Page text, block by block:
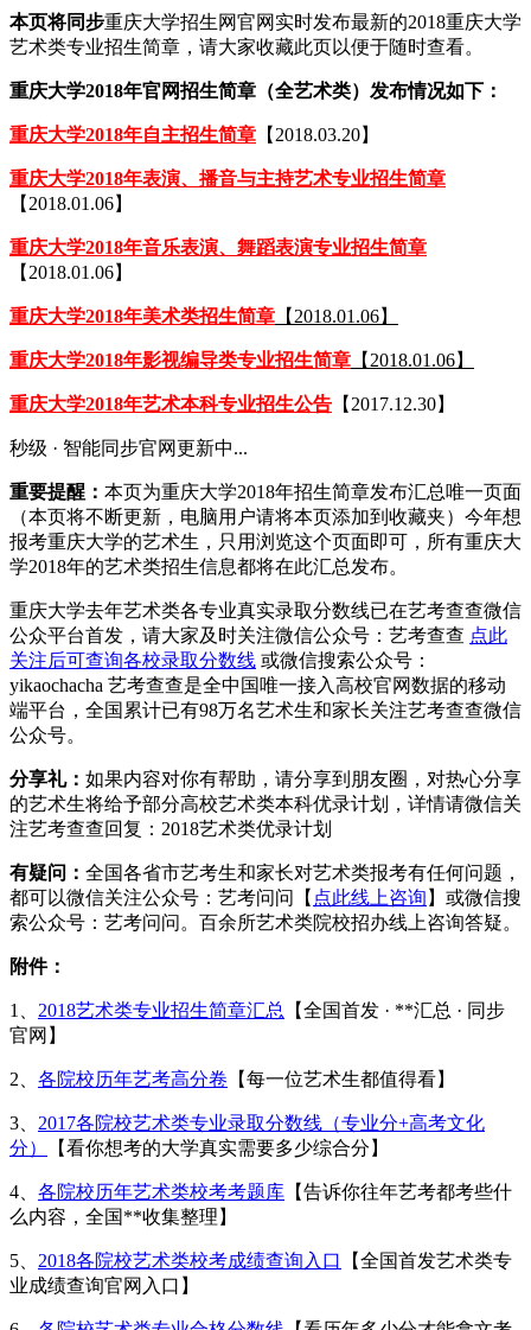
本页将同步重庆大学招生网官网实时发布最新的2018重庆大学
艺术类专业招生简章，请大家收藏此页以便于随时查看。
重庆大学2018年官网招生简章（全艺术类）发布情况如下：
重庆大学2018年自主招生简章 【2018.03.20】
重庆大学2018年表演、播音与主持艺术专业招生简章
【2018.01.06】
重庆大学2018年音乐表演、舞蹈表演专业招生简章
【2018.01.06】
重庆大学2018年美术类招生简章 【2018.01.06】
重庆大学2018年影视编导类专业招生简章 【2018.01.06】
重庆大学2018年艺术本科专业招生公告 【2017.12.30】
秒级 · 智能同步官网更新中...
重要提醒： 本页为重庆大学2018年招生简章发布汇总唯一页面
（本页将不断更新，电脑用户请将本页添加到收藏夹）今年想
报考重庆大学的艺术生，只用浏览这个页面即可，所有重庆大
学2018年的艺术类招生信息都将在此汇总发布。
重庆大学去年艺术类各专业真实录取分数线已在艺考查查微信
公众平台首发，请大家及时关注微信公众号：艺考查查 点此
关注后可查询各校录取分数线 或微信搜索公众号：
yikaochacha 艺考查查是全中国唯一接入高校官网数据的移动
端平台，全国累计已有98万名艺术生和家长关注艺考查查微信
公众号。
分享礼： 如果内容对你有帮助，请分享到朋友圈，对热心分享
的艺术生将给予部分高校艺术类本科优录计划，详情请微信关
注艺考查查回复：2018艺术类优录计划
有疑问： 全国各省市艺考生和家长对艺术类报考有任何问题，
都可以微信关注公众号：艺考问问【 点此线上咨询 】或微信搜
索公众号：艺考问问。百余所艺术类院校招办线上咨询答疑。
附件：
1、 2018艺术类专业招生简章汇总
【全国首发 · **汇总 · 同步
官网】
2、 各院校历年艺考高分卷 【每一位艺术生都值得看】
3、 2017各院校艺术类专业录取分数线（专业分+高考文化
分）
【看你想考的大学真实需要多少综合分】
4、 各院校历年艺术类校考考题库 【告诉你往年艺考都考些什
么内容，全国**收集整理】
5、 2018各院校艺术类校考成绩查询入口
【全国首发艺术类专
业成绩查询官网入口】